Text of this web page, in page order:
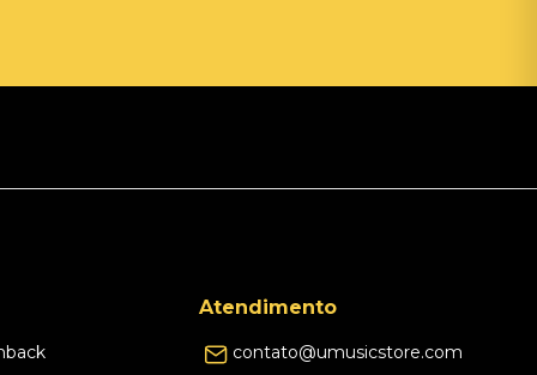
Atendimento
contato@umusicstore.com